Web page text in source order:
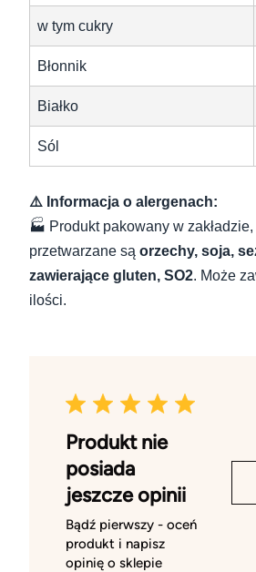
w tym cukry
Błonnik
Białko
Sól
⚠️ Informacja o alergenach:
🏭 Produkt pakowany w
przetwarzane są orzechy, soja,
zawierające gluten, SO2. Może
ilości.
Produkt nie
posiada
jeszcze opinii
Bądź pierwszy - oceń
produkt i napisz
opinię o sklepie